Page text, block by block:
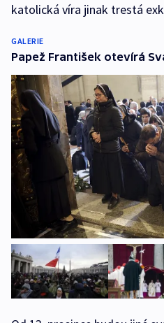
katolická víra jinak trestá
GALERIE
Papež František otevírá